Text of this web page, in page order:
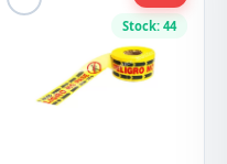
Stock: 44